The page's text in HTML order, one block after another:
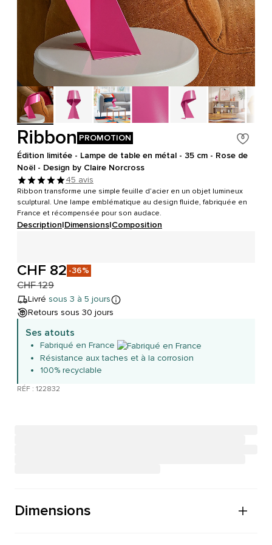
Ribbon PROMOTION
Édition limitée - Lampe de table en métal - 35 cm - Rose de
Noël - Design by Claire Norcross
45 avis
Ribbon transforme une simple feuille d’acier en un objet lumineux
sculptural. Une lampe emblématique au design fluide, fabriquée en
France et récompensée pour son audace.
Description|Dimensions|Composition
CHF 82 -36%
CHF 129
Livré sous 3 à 5 jours
Retours sous 30 jours
Ses atouts
Fabriqué en France
Résistance aux taches et à la corrosion
100% recyclable
RÉF : 122832
Dimensions